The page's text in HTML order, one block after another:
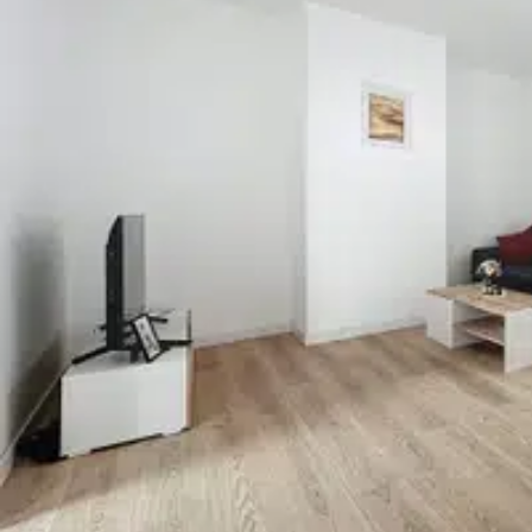
- de toutes commodités (Supermarchés, Boulangeries,
services publics (La Poste, Sous-Préfecture de Douai,
Pour plus de renseignements, organiser une visite, n'hésitez-
Le Diagnostic de Performance Énergétique(DPE) a été réalisé